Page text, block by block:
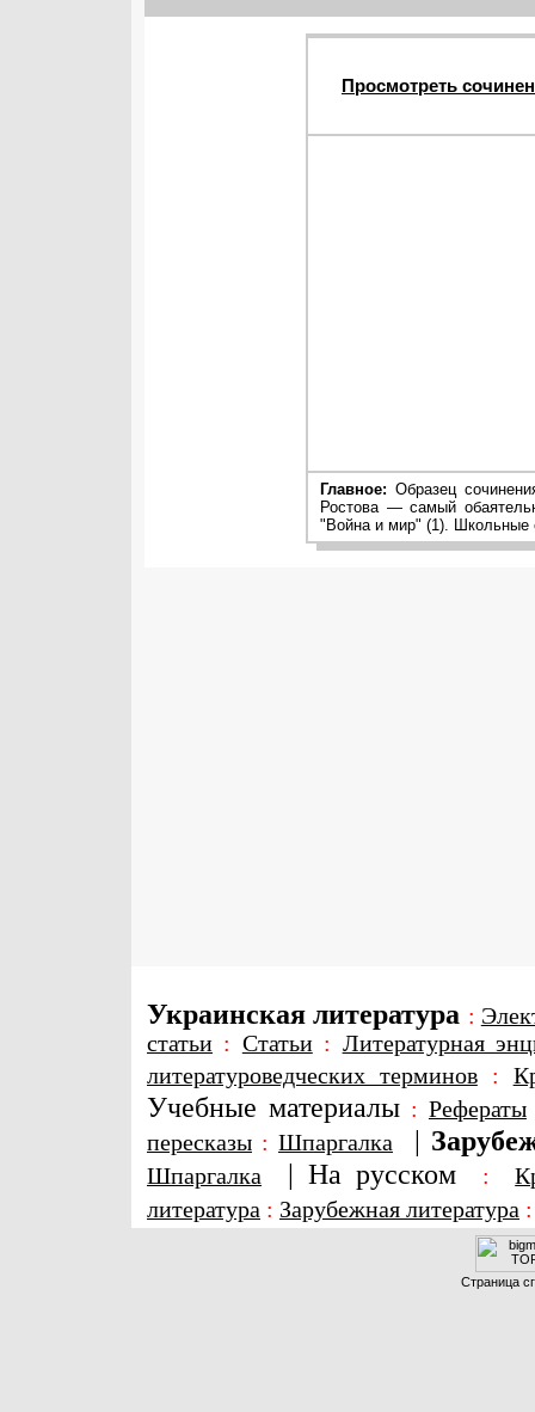
Просмотреть
Главное: Образец
Ростова — самый
"Война и мир" (1). Школьные
Украинская литература :
статьи : Статьи: Литературная
литературоведческих терминов:
Учебные материалы : Рефераты
пересказы : Шпаргалка |
Шпаргалка | На русском :
литература : Зарубежная литература
Страница